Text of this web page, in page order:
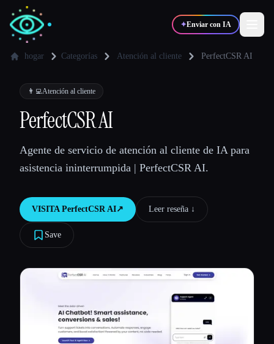
✦Enviar con IA
✍️Escritores
💻
🎓Estudiantes 🎬Creadores
Blog
Comparar herramientas
hogar Categorías Atención al cliente PerfectCSR AI
👨‍💻Atención al cliente
PerfectCSR AI
Agente de servicio de atención al cliente de IA para
asistencia ininterrumpida | PerfectCSR AI.
VISITA PerfectCSR AI↗︎ Leer reseña ↓︎
Save